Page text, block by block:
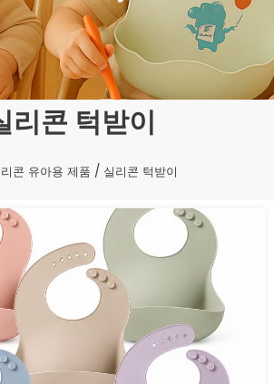
리콘 턱받이
콘 유아용 제품 / 실리콘 턱받이